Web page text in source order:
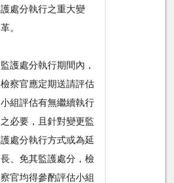
護處分執行之重大變
革。
監護處分執行期間內，
檢察官應定期送請評估
小組評估有無繼續執行
之必要，且針對變更監
護處分執行方式或為延
長、免其監護處分，檢
察官均得參酌評估小組